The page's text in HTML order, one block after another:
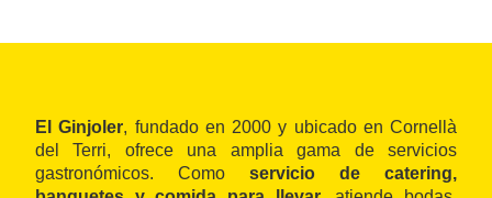
El Ginjoler, fundado en 2000 y ubicado en Cornellà
del Terri, ofrece una amplia gama de servicios
gastronómicos. Como servicio de catering,